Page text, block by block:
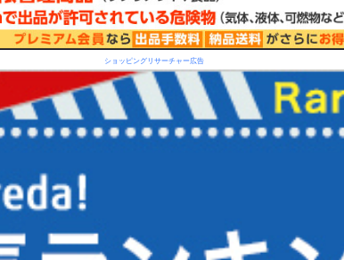
ショッピングリサーチャー広告